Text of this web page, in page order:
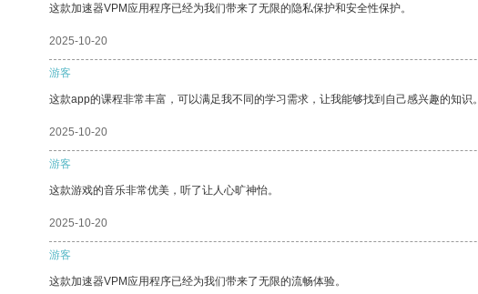
这款加速器VPM应用程序已经为我们带来了无限的隐私保护和安全性保护。
2025-10-20
游客
这款app的课程非常丰富，可以满足我不同的学习需求，让我能够找到自己感兴趣的知识。
2025-10-20
游客
这款游戏的音乐非常优美，听了让人心旷神怡。
2025-10-20
游客
这款加速器VPM应用程序已经为我们带来了无限的流畅体验。